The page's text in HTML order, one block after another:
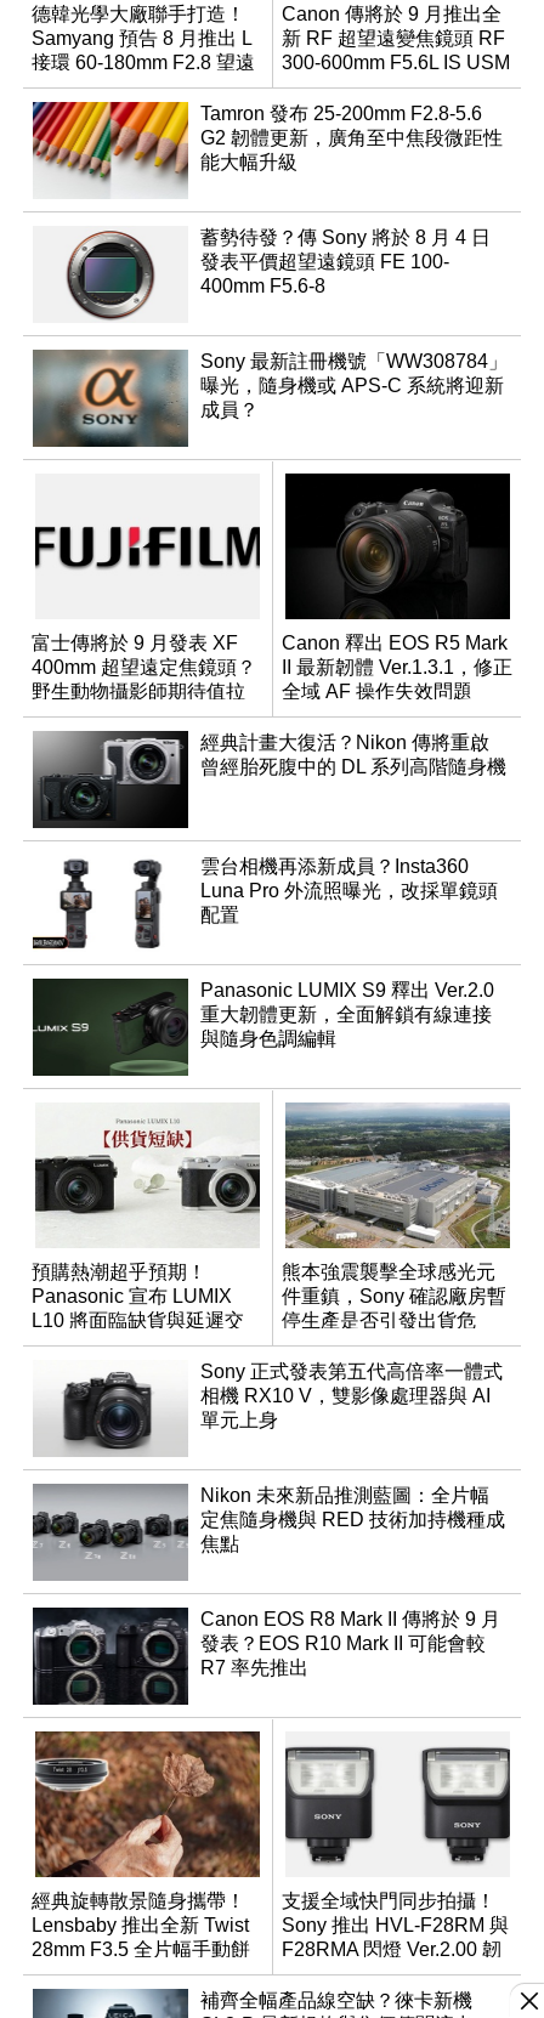
德韓光學大廠聯手打造！
Samyang 預告 8 月推出 L
接環 60-180mm F2.8 望遠
變焦鏡
Canon 傳將於 9 月推出全
新 RF 超望遠變焦鏡頭 RF
300-600mm F5.6L IS USM
Tamron 發布 25-200mm F2.8-5.6
G2 韌體更新，廣角至中焦段微距性
能大幅升級
蓄勢待發？傳 Sony 將於 8 月 4 日
發表平價超望遠鏡頭 FE 100-
400mm F5.6-8
Sony 最新註冊機號「WW308784」
曝光，隨身機或 APS-C 系統將迎新
成員？
富士傳將於 9 月發表 XF
400mm 超望遠定焦鏡頭？
野生動物攝影師期待值拉
滿
Canon 釋出 EOS R5 Mark
II 最新韌體 Ver.1.3.1，修正
全域 AF 操作失效問題
經典計畫大復活？Nikon 傳將重啟
曾經胎死腹中的 DL 系列高階隨身機
雲台相機再添新成員？Insta360
Luna Pro 外流照曝光，改採單鏡頭
配置
Panasonic LUMIX S9 釋出 Ver.2.0
重大韌體更新，全面解鎖有線連接
與隨身色調編輯
預購熱潮超乎預期！
Panasonic 宣布 LUMIX
L10 將面臨缺貨與延遲交
貨時間
熊本強震襲擊全球感光元
件重鎮，Sony 確認廠房暫
停生產是否引發出貨危
機？
Sony 正式發表第五代高倍率一體式
相機 RX10 V，雙影像處理器與 AI
單元上身
Nikon 未來新品推測藍圖：全片幅
定焦隨身機與 RED 技術加持機種成
焦點
Canon EOS R8 Mark II 傳將於 9 月
發表？EOS R10 Mark II 可能會較
R7 率先推出
經典旋轉散景隨身攜帶！
Lensbaby 推出全新 Twist
28mm F3.5 全片幅手動餅
乾鏡
支援全域快門同步拍攝！
Sony 推出 HVL-F28RM 與
F28RMA 閃燈 Ver.2.00 韌
體
補齊全幅產品線空缺？徠卡新機